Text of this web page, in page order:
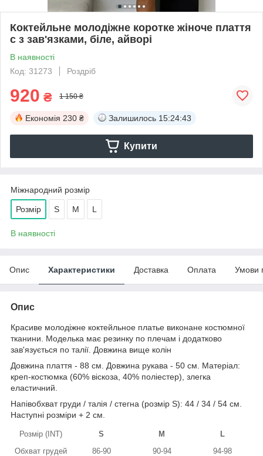
Коктейльне молодіжне коротке жіноче плаття
с з зав'язками, біле, айворі
В наявності
Код: 31273
Роздріб
920 ₴ 1 150 ₴
Економія 230 ₴ Залишилось 15:24:43
Купити
Міжнародний розмір
Розмір S M L
В наявності
Опис Характеристики Доставка Оплата Умови
Опис
Красиве молодіжне коктейльное платье виконане костюмної
тканини. Моделька має резинку по плечам і додатково
зав'язується по талії. Довжина вище колін
Довжина плаття - 88 см. Довжина рукава - 50 см. Матеріал:
креп-костюмка (60% віскоза, 40% поліестер), злегка
еластичний.
Напівобхват груди / талія / стегна (розмір S): 44 / 34 / 54 см.
Наступні розміри + 2 см.
Розмір (INT) S M
L
Обхват грудей
86-90 90-94
94-98